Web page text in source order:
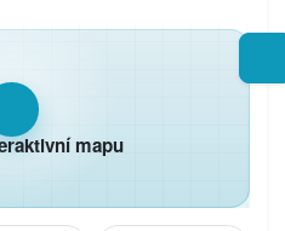
mapu